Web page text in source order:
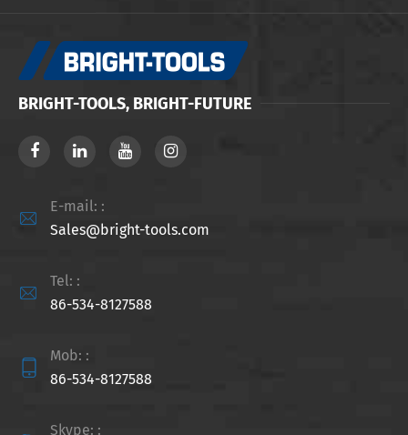
BRIGHT-TOOLS, BRIGHT-FUTURE

E-mail: :
Sales@bright-tools.com

Tel: :
86-534-8127588

Mob: :
86-534-8127588
Skype: :